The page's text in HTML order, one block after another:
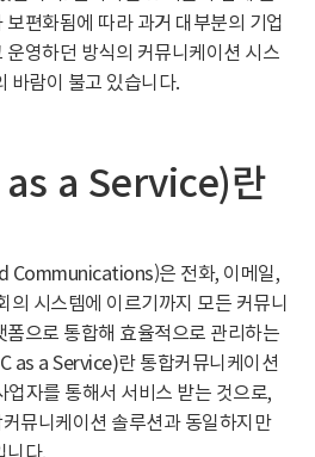
편화됨에 따라 과거 대부분의 기업
영하던 방식의 커뮤니케이션 시스
바람이 불고 있습니다.
as a Service)란
Communications)은 전화, 이메일,
의 시스템에 이르기까지 모든 커뮤니
폼으로 통합해 효율적으로 관리하는
as a Service)란 통합커뮤니케이션
자를 통해서 서비스 받는 것으로,
뮤니케이션 솔루션과 동일하지만
니다.